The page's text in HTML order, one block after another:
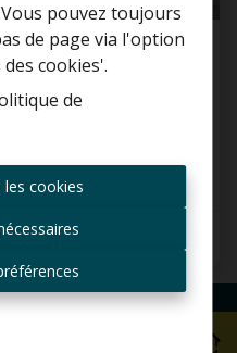
pouvez toujours
de page via l'option
cookies'.
de
cookies
suite avec 3
gratuite
premier
nouvelles
?